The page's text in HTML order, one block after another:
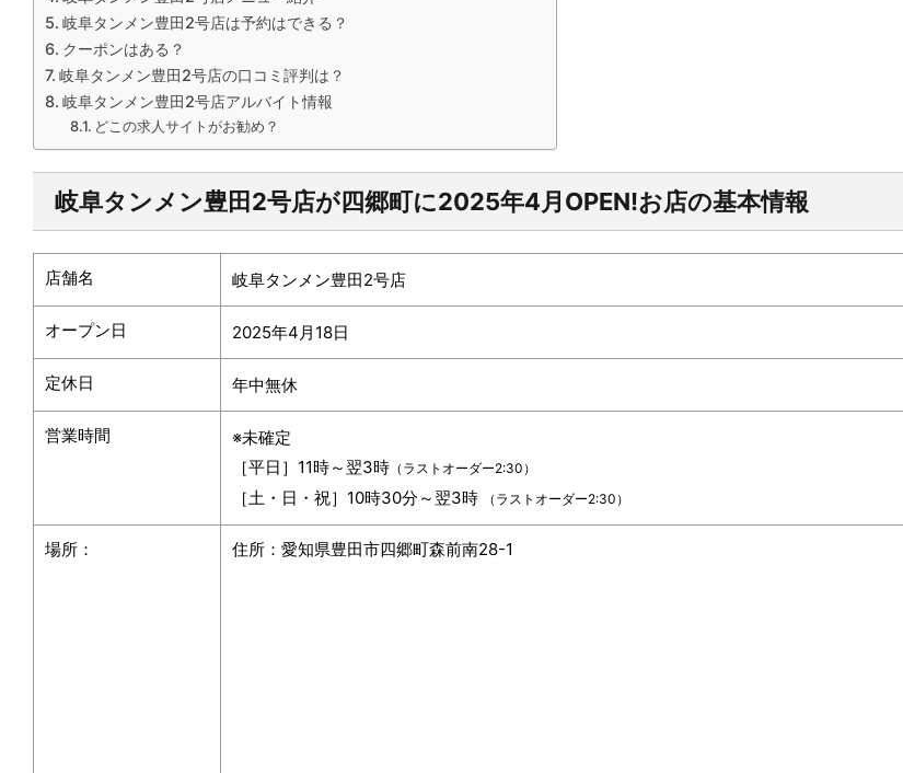
岐阜タンメン豊田2号店は予約はできる？
クーポンはある？
岐阜タンメン豊田2号店の口コミ評判は？
岐阜タンメン豊田2号店アルバイト情報
どこの求人サイトがお勧め？
岐阜タンメン豊田2号店が四郷町に2025年4月OPEN!お店の基本情報
店舗名 岐阜タンメン豊田2号店
オープン日 2025年4月18日
定休日 年中無休
営業時間
※未確定
［平日］11時～翌3時 （ラストオーダー2:30）
［土・日・祝］10時30分～翌3時 （ラストオーダー2:30）
場所： 住所：愛知県豊田市四郷町森前南28-1